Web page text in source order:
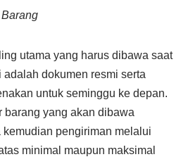
utama yang harus dibawa saat
dokumen resmi serta
untuk seminggu ke depan.
barang yang akan dibawa
pengiriman melalui
minimal maupun maksimal